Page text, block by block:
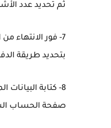
ثم تحديد عدد
7- فور الانتهاء
بتحديد طريقة
8- كتابة
صفحة الحساب